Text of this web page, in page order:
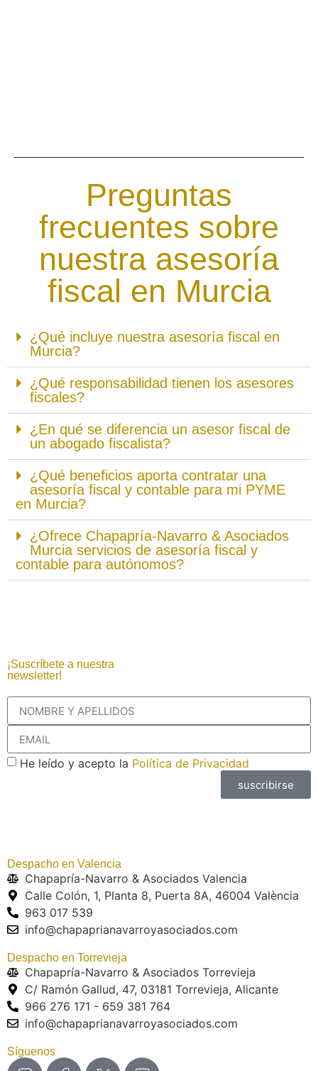
Preguntas
frecuentes sobre
nuestra asesoría
fiscal en Murcia
¿Qué incluye nuestra asesoría fiscal en
Murcia?
¿Qué responsabilidad tienen los asesores
fiscales?
¿En qué se diferencia un asesor fiscal de
un abogado fiscalista?
¿Qué beneficios aporta contratar una
asesoría fiscal y contable para mi PYME
en Murcia?
¿Ofrece Chapapría-Navarro & Asociados
Murcia servicios de asesoría fiscal y
contable para autónomos?
¡Suscríbete a nuestra
newsletter!
He leído y acepto la Política de Privacidad
suscribirse
Despacho en Valencia
Chapapría-Navarro & Asociados Valencia
Calle Colón, 1, Planta 8, Puerta 8A, 46004 València
963 017 539
info@chapaprianavarroyasociados.com
Despacho en Torrevieja
Chapapría-Navarro & Asociados Torrevieja
C/ Ramón Gallud, 47, 03181 Torrevieja, Alicante
966 276 171 - 659 381 764
info@chapaprianavarroyasociados.com
Síguenos